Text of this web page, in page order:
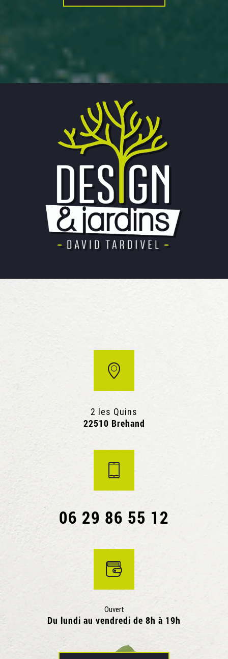
2 les Quins
22510 Brehand
06 29 86 55 12
Ouvert
Du lundi au vendredi de 8h à 19h